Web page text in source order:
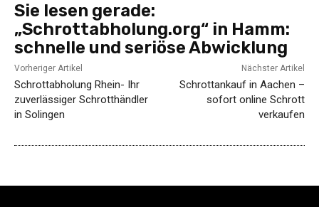
Sie lesen gerade:
„Schrottabholung.org“ in Hamm:
schnelle und seriöse Abwicklung
Vorheriger Artikel
Schrottabholung Rhein- Ihr
zuverlässiger Schrotthändler
in Solingen
Nächster Artikel
Schrottankauf in Aachen –
sofort online Schrott
verkaufen